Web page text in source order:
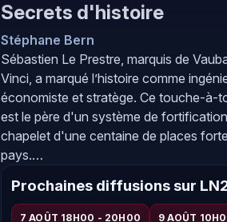
Secrets d'histoire
Stéphane Bern
Sébastien Le Prestre, marquis de
Vinci, a marqué l’histoire comme
économiste et stratège. Ce touche-à-
est le père d'un système de
chapelet d'une centaine de places
pays.…
Prochaines diffusions sur
7 AOÛT 18H00 - 20H00 9 AOÛT